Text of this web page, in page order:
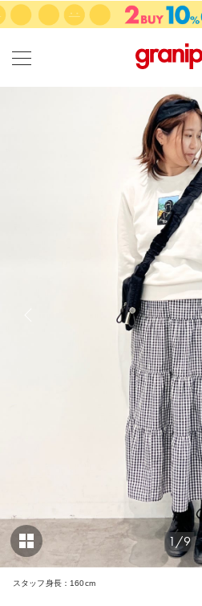
カテゴリーから探す
KIDS
カテゴリ
サイズ
1/9
スタッフ身長：160cm